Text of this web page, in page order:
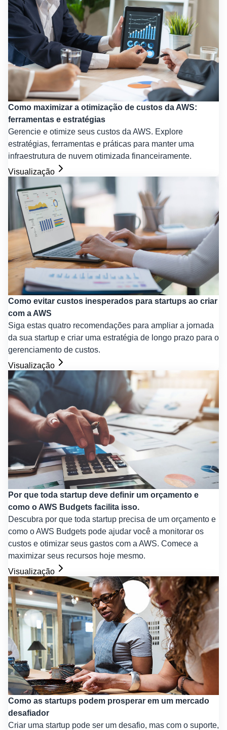
Como maximizar a otimização de custos da AWS:
ferramentas e estratégias
Gerencie e otimize seus custos da AWS. Explore
estratégias, ferramentas e práticas para manter uma
infraestrutura de nuvem otimizada financeiramente.
Visualização
Como evitar custos inesperados para startups ao criar
com a AWS
Siga estas quatro recomendações para ampliar a jornada
da sua startup e criar uma estratégia de longo prazo para o
gerenciamento de custos.
Visualização
Por que toda startup deve definir um orçamento e
como o AWS Budgets facilita isso.
Descubra por que toda startup precisa de um orçamento e
como o AWS Budgets pode ajudar você a monitorar os
custos e otimizar seus gastos com a AWS. Comece a
maximizar seus recursos hoje mesmo.
Visualização
Como as startups podem prosperar em um mercado
desafiador
Criar uma startup pode ser um desafio, mas com o suporte,